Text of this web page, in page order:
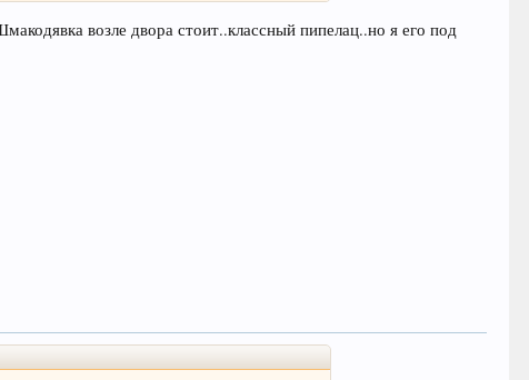
возле двора стоит..классный пипелац..но я его под